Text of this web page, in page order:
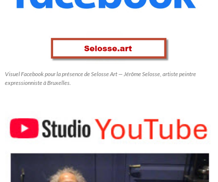
Visuel Facebook pour la présence de Selosse Art — Jérôme Selosse, artiste peintre
expressionniste à Bruxelles.